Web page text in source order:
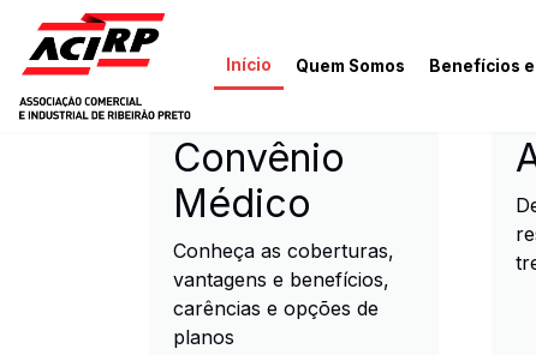
Pular para o conteúdo principal
Início Quem Somos Benefícios
ACIRP - Associação
Convênio
Médico
Conheça as coberturas,
vantagens e benefícios,
carências e opções de
planos